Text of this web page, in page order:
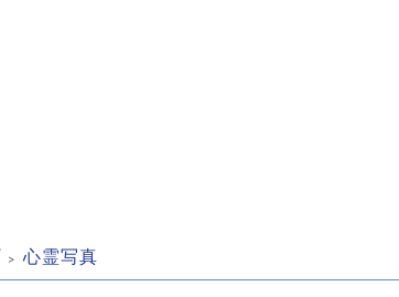
心霊写真